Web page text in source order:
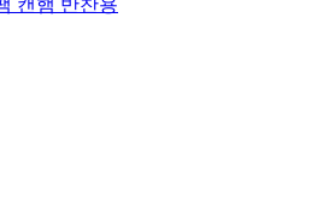
캔햄 반찬용